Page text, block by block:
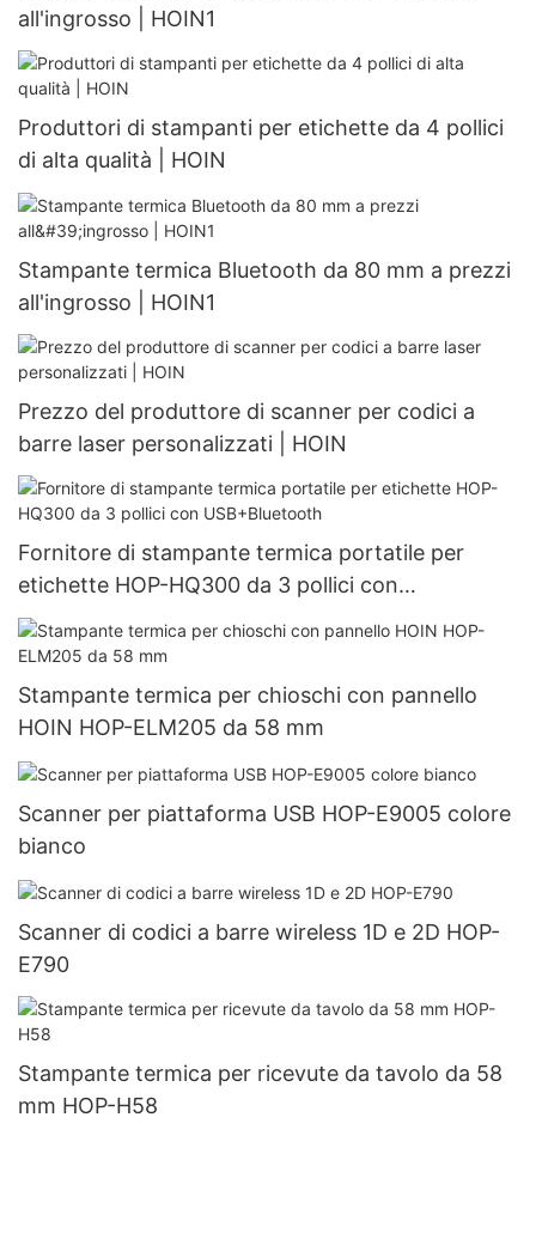
all'ingrosso | HOIN1
Produttori di stampanti per etichette da 4 pollici
di alta qualità | HOIN
Stampante termica Bluetooth da 80 mm a prezzi
all'ingrosso | HOIN1
Prezzo del produttore di scanner per codici a
barre laser personalizzati | HOIN
Fornitore di stampante termica portatile per
etichette HOP-HQ300 da 3 pollici con
USB+Bluetooth
Stampante termica per chioschi con pannello
HOIN HOP-ELM205 da 58 mm
Scanner per piattaforma USB HOP-E9005 colore
bianco
Scanner di codici a barre wireless 1D e 2D HOP-
E790
Stampante termica per ricevute da tavolo da 58
mm HOP-H58